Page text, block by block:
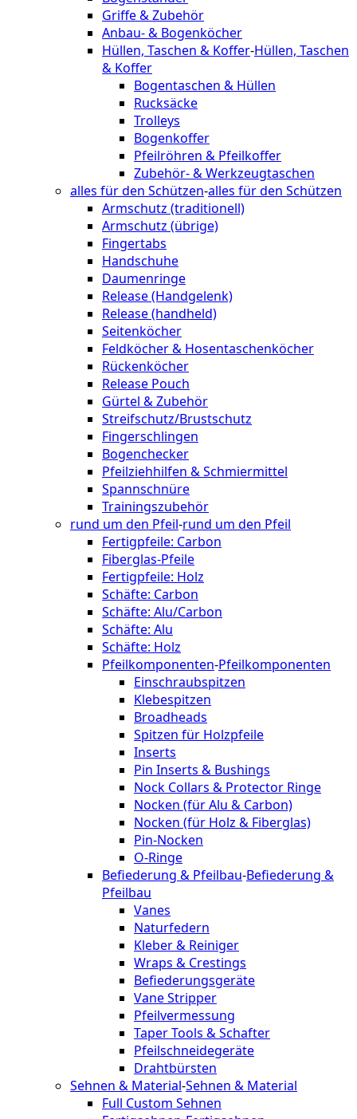
Griffe & Zubehör
Anbau- & Bogenköcher
Hüllen, Taschen & Koffer-Hüllen, Taschen
& Koffer
Bogentaschen & Hüllen
Rucksäcke
Trolleys
Bogenkoffer
Pfeilröhren & Pfeilkoffer
Zubehör- & Werkzeugtaschen
alles für den Schützen-alles für den Schützen
Armschutz (traditionell)
Armschutz (übrige)
Fingertabs
Handschuhe
Daumenringe
Release (Handgelenk)
Release (handheld)
Seitenköcher
Feldköcher & Hosentaschenköcher
Rückenköcher
Release Pouch
Gürtel & Zubehör
Streifschutz/Brustschutz
Fingerschlingen
Bogenchecker
Pfeilziehhilfen & Schmiermittel
Spannschnüre
Trainingszubehör
rund um den Pfeil-rund um den Pfeil
Fertigpfeile: Carbon
Fiberglas-Pfeile
Fertigpfeile: Holz
Schäfte: Carbon
Schäfte: Alu/Carbon
Schäfte: Alu
Schäfte: Holz
Pfeilkomponenten-Pfeilkomponenten
Einschraubspitzen
Klebespitzen
Broadheads
Spitzen für Holzpfeile
Inserts
Pin Inserts & Bushings
Nock Collars & Protector Ringe
Nocken (für Alu & Carbon)
Nocken (für Holz & Fiberglas)
Pin-Nocken
O-Ringe
Befiederung & Pfeilbau-Befiederung &
Pfeilbau
Vanes
Naturfedern
Kleber & Reiniger
Wraps & Crestings
Befiederungsgeräte
Vane Stripper
Pfeilvermessung
Taper Tools & Schafter
Pfeilschneidegeräte
Drahtbürsten
Sehnen & Material-Sehnen & Material
Full Custom Sehnen